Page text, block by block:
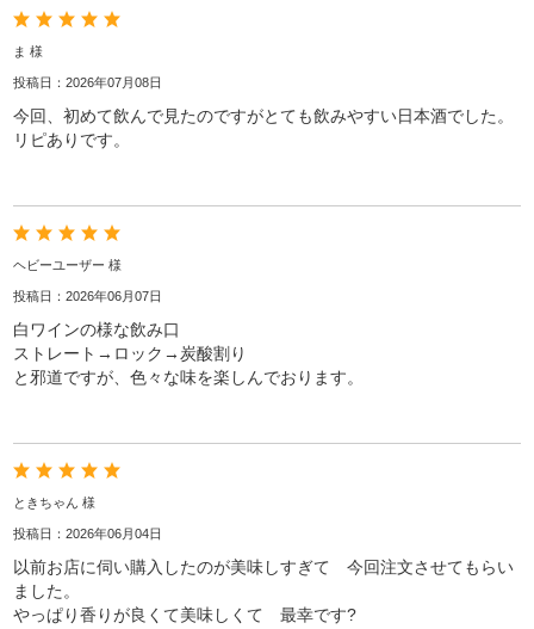
ま 様
投稿日：2026年07月08日
今回、初めて飲んで見たのですがとても飲みやすい日本酒でした。
リピありです。
ヘビーユーザー 様
投稿日：2026年06月07日
白ワインの様な飲み口
ストレート→ロック→炭酸割り
と邪道ですが、色々な味を楽しんでおります。
ときちゃん 様
投稿日：2026年06月04日
以前お店に伺い購入したのが美味しすぎて 今回注文させてもらい
ました。
やっぱり香りが良くて美味しくて 最幸です?